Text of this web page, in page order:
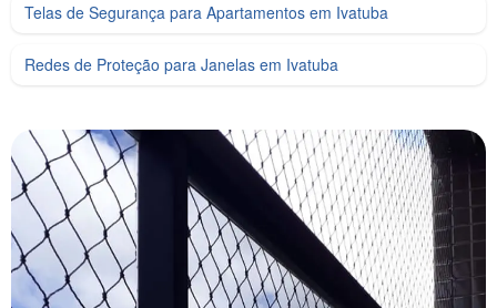
Telas de Segurança para Apartamentos em Ivatuba
Redes de Proteção para Janelas em Ivatuba